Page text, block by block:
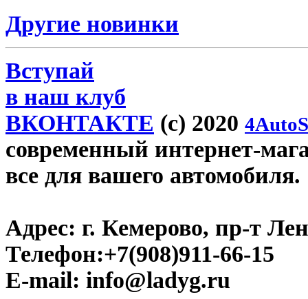
Другие новинки
Вступай
в наш клуб
ВКОНТАКТЕ (c) 2020
современный интернет-
все для вашего автомобиля.
Адрес: г. Кемерово, пр-т
Телефон:+7(908)911-66-15
E-mail: info@ladyg.ru